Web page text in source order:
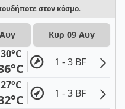
στον κόσμο.
Κυρ 09 Αυγ
30°C
1 - 3 BF
27°C
1 - 3 BF